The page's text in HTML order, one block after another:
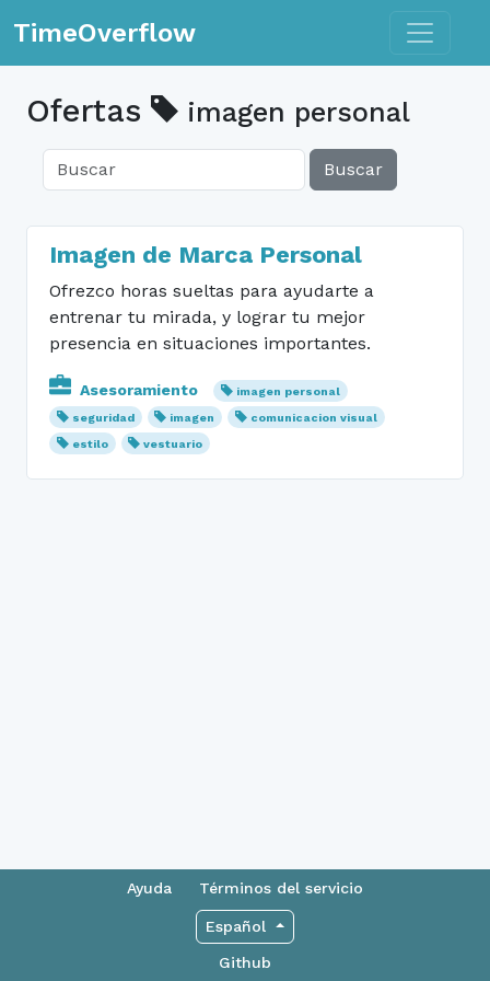
TimeOverflow Toggle
Ofertas imagen personal
Buscar
Imagen de Marca Personal
Ofrezco horas sueltas para ayudarte a
entrenar tu mirada, y lograr tu mejor
presencia en situaciones importantes.
Asesoramiento
imagen personal
seguridad
imagen
comunicacion visual
estilo
vestuario
Ayuda Términos del servicio
Español
Github